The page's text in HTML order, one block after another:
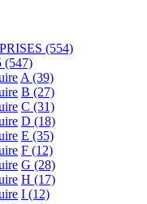
(554)
(547)
A (39)
B (27)
C (31)
D (18)
E (35)
F (12)
G (28)
H (17)
I (12)